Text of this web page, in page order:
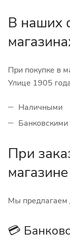
В наших
При покупке в
Улице 1905
Наличными
Банковскими
При
магазине
Мы предлагаем
💳